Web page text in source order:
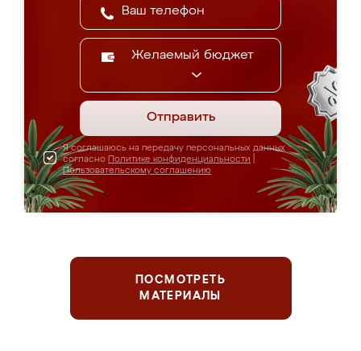
Желаемый бюджет
Отправить
Я соглашаюсь на передачу персональных данных
согласно Политике конфиденциальности
Пользовательскому соглашению
ПОСМОТРЕТЬ
МАТЕРИАЛЫ